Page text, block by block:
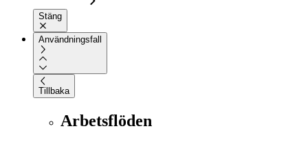
Stäng
Användningsfall
Tillbaka
Arbetsflöden